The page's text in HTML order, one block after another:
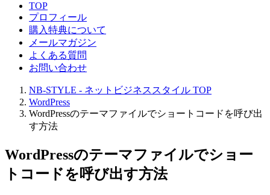
TOP
プロフィール
購入特典について
メールマガジン
よくある質問
お問い合わせ
NB-STYLE - ネットビジネススタイル TOP
WordPress
WordPressのテーマファイルでショートコードを呼び出
す方法
WordPressのテーマファイルでショー
トコードを呼び出す方法